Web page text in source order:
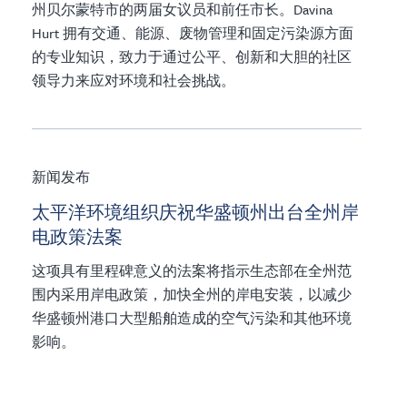
州贝尔蒙特市的两届女议员和前任市长。Davina
Hurt 拥有交通、能源、废物管理和固定污染源方面
的专业知识，致力于通过公平、创新和大胆的社区
领导力来应对环境和社会挑战。
新闻发布
太平洋环境组织庆祝华盛顿州出台全州岸
电政策法案
这项具有里程碑意义的法案将指示生态部在全州范
围内采用岸电政策，加快全州的岸电安装，以减少
华盛顿州港口大型船舶造成的空气污染和其他环境
影响。